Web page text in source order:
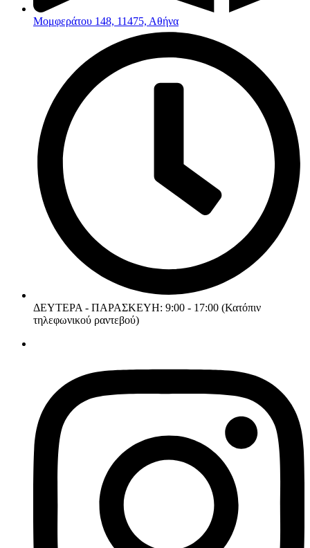
Μομφεράτου 148, 11475, Αθήνα
ΔΕΥΤΕΡΑ - ΠΑΡΑΣΚΕΥΗ: 9:00 - 17:00 (Κατόπιν
τηλεφωνικού ραντεβού)